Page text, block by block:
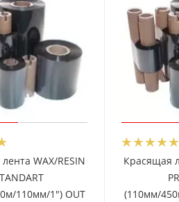
WAX/RESIN
110мм/1") OUT
Красящая
(110мм/